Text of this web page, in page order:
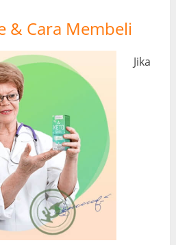
& Cara Membeli
Jika